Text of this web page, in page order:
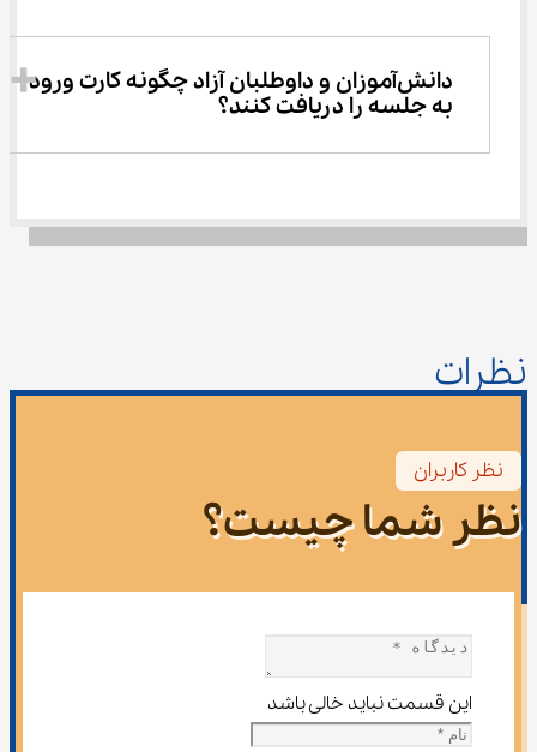
دانش‌آموزان و داوطلبان آزاد چگونه کارت ورود
به جلسه را دریافت کنند؟
نظرات
نظر کاربران
نظر شما چیست؟
این قسمت نباید خالی باشد